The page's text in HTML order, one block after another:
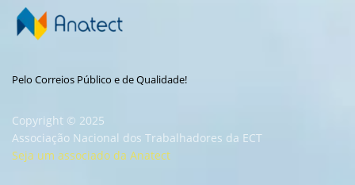
Pelo Correios Público e de Qualidade!
Copyright © 2025
Associação Nacional dos Trabalhadores da ECT
Seja um associado da Anatect